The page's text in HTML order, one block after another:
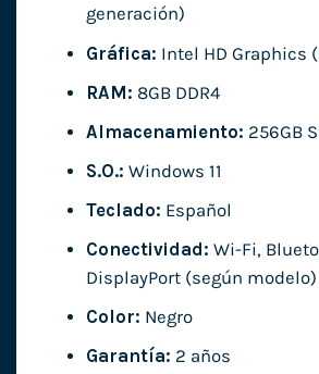
generación)
Gráfica: Intel HD Graphics
RAM: 8GB DDR4
Almacenamiento: 256GB
S.O.: Windows 11
Teclado: Español
Conectividad: Wi-Fi,
DisplayPort (según modelo)
Color: Negro
Garantía: 2 años